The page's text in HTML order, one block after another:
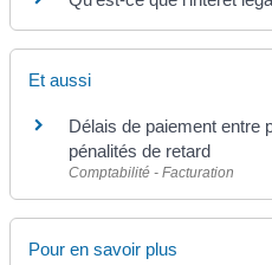
Et aussi
Délais de paiement entre
pénalités de retard
Comptabilité - Facturation
Pour en savoir plus